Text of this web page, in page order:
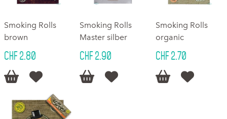
Smoking Rolls
brown
CHF 2.80
 
Smoking Rolls
Master silber
CHF 2.90
 
Smoking Rolls
organic
CHF 2.70
 